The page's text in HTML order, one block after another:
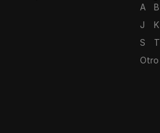
A
B
J
K
S
T
Otro